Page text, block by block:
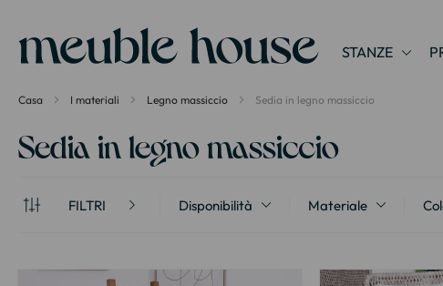
STANZE
Casa I materiali Legno massiccio Sedia in legno massiccio
Sedia in legno massiccio
FILTRI Disponibilità Materiale